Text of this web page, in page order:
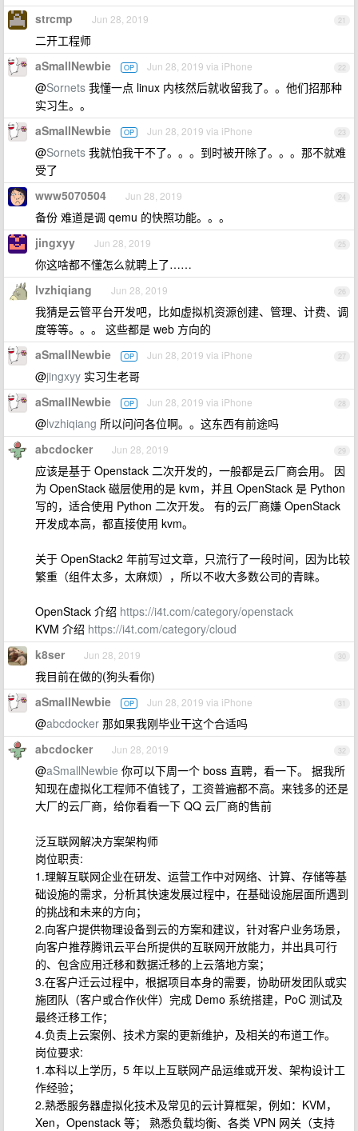
21
strcmp Jun 28, 2019
二开工程师
22
aSmallNewbie OP Jun 28, 2019 via iPhone
@Sornets 我懂一点 linux 内核然后就收留我了。。他们招那种
实习生。。
23
aSmallNewbie OP Jun 28, 2019 via iPhone
@Sornets 我就怕我干不了。。。到时被开除了。。。那不就难
受了
24
www5070504 Jun 28, 2019
备份 难道是调 qemu 的快照功能。。。
25
jingxyy Jun 28, 2019
你这啥都不懂怎么就聘上了……
26
lvzhiqiang Jun 28, 2019
我猜是云管平台开发吧，比如虚拟机资源创建、管理、计费、调
度等等。。。 这些都是 web 方向的
27
aSmallNewbie OP Jun 28, 2019 via iPhone
@jingxyy 实习生老哥
28
aSmallNewbie OP Jun 28, 2019 via iPhone
@lvzhiqiang 所以问问各位啊。。这东西有前途吗
29
abcdocker Jun 28, 2019
应该是基于 Openstack 二次开发的，一般都是云厂商会用。 因
为 OpenStack 磁层使用的是 kvm，并且 OpenStack 是 Python
写的，适合使用 Python 二次开发。 有的云厂商嫌 OpenStack
开发成本高，都直接使用 kvm。
关于 OpenStack2 年前写过文章，只流行了一段时间，因为比较
繁重（组件太多，太麻烦），所以不收大多数公司的青睐。
OpenStack 介绍 https://i4t.com/category/openstack
KVM 介绍 https://i4t.com/category/cloud
30
k8ser Jun 28, 2019
我目前在做的(狗头看你)
31
aSmallNewbie OP Jun 28, 2019 via iPhone
@abcdocker 那如果我刚毕业干这个合适吗
32
abcdocker Jun 28, 2019
@aSmallNewbie 你可以下周一个 boss 直聘，看一下。 据我所
知现在虚拟化工程师不值钱了，工资普遍都不高。来钱多的还是
大厂的云厂商，给你看看一下 QQ 云厂商的售前
泛互联网解决方案架构师
岗位职责:
1.理解互联网企业在研发、运营工作中对网络、计算、存储等基
础设施的需求，分析其快速发展过程中，在基础设施层面所遇到
的挑战和未来的方向；
2.向客户提供物理设备到云的方案和建议，针对客户业务场景，
向客户推荐腾讯云平台所提供的互联网开放能力，并出具可行
的、包含应用迁移和数据迁移的上云落地方案；
3.在客户迁云过程中，根据项目本身的需要，协助研发团队或实
施团队（客户或合作伙伴）完成 Demo 系统搭建，PoC 测试及
最终迁移工作；
4.负责上云案例、技术方案的更新维护，及相关的布道工作。
岗位要求:
1.本科以上学历，5 年以上互联网产品运维或开发、架构设计工
作经验；
2.熟悉服务器虚拟化技术及常见的云计算框架，例如：KVM，
Xen，Openstack 等； 熟悉负载均衡、各类 VPN 网关（支持